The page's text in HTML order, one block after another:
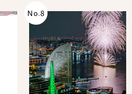
No.8